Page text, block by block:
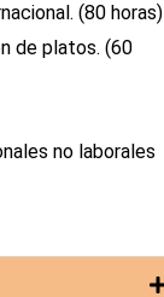
(80 horas)
de platos. (60
no laborales